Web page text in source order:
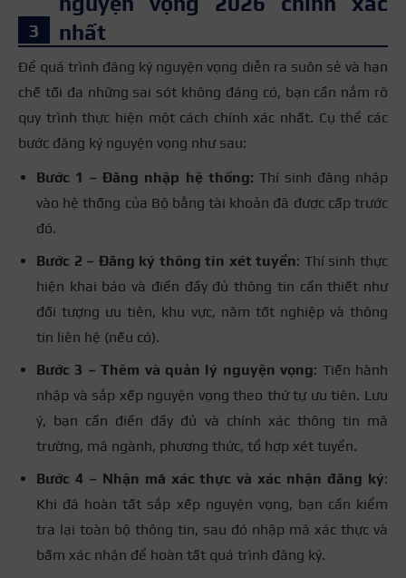
nhất
Để quá trình đăng ký nguyện vọng diễn ra suôn sẻ và hạn
chế tối đa những sai sót không đáng có, bạn cần nắm rõ
quy trình thực hiện một cách chính xác nhất. Cụ thể các
bước đăng ký nguyện vọng như sau:
Bước 1 – Đăng nhập hệ thống: Thí sinh đăng nhập
vào hệ thống của Bộ bằng tài khoản đã được cấp trước
đó.
Bước 2 – Đăng ký thông tin xét tuyển: Thí sinh thực
hiện khai báo và điền đầy đủ thông tin cần thiết như
đối tượng ưu tiên, khu vực, năm tốt nghiệp và thông
tin liên hệ (nếu có).
Bước 3 – Thêm và quản lý nguyện vọng: Tiến hành
nhập và sắp xếp nguyện vọng theo thứ tự ưu tiên. Lưu
ý, bạn cần điền đầy đủ và chính xác thông tin mã
trường, mã ngành, phương thức, tổ hợp xét tuyển.
Bước 4 – Nhận mã xác thực và xác nhận đăng ký:
Khi đã hoàn tất sắp xếp nguyện vọng, bạn cần kiểm
tra lại toàn bộ thông tin, sau đó nhập mã xác thực và
bấm xác nhận để hoàn tất quá trình đăng ký.